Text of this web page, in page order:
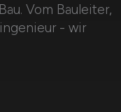
Vom Bauleiter,
- wir